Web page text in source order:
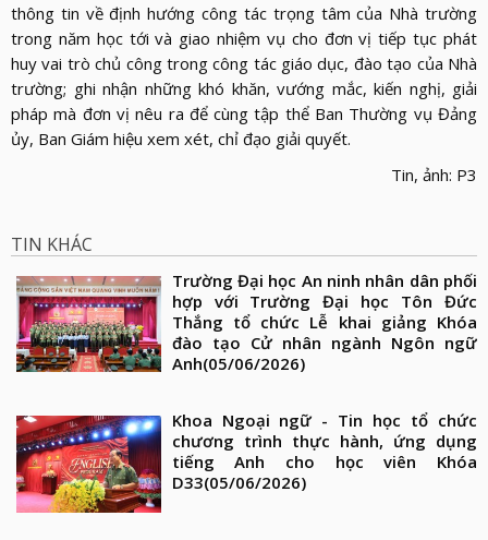
thông tin về định hướng công tác trọng tâm của Nhà trường
trong năm học tới và giao nhiệm vụ cho đơn vị tiếp tục phát
huy vai trò chủ công trong công tác giáo dục, đào tạo của Nhà
trường; ghi nhận những khó khăn, vướng mắc, kiến nghị, giải
pháp mà đơn vị nêu ra để cùng tập thể Ban Thường vụ Đảng
ủy, Ban Giám hiệu xem xét, chỉ đạo giải quyết.
Tin, ảnh: P3
TIN KHÁC
Trường Đại học An ninh nhân dân phối
hợp với Trường Đại học Tôn Đức
Thắng tổ chức Lễ khai giảng Khóa
đào tạo Cử nhân ngành Ngôn ngữ
Anh(05/06/2026)
Khoa Ngoại ngữ - Tin học tổ chức
chương trình thực hành, ứng dụng
tiếng Anh cho học viên Khóa
D33(05/06/2026)